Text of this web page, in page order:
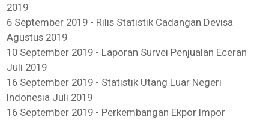
2019
6 September 2019 - Rilis Statistik Cadangan Devisa
Agustus 2019
10 September 2019 - Laporan Survei Penjualan Eceran
Juli 2019
16 September 2019 - Statistik Utang Luar Negeri
Indonesia Juli 2019
16 September 2019 - Perkembangan Ekpor Impor